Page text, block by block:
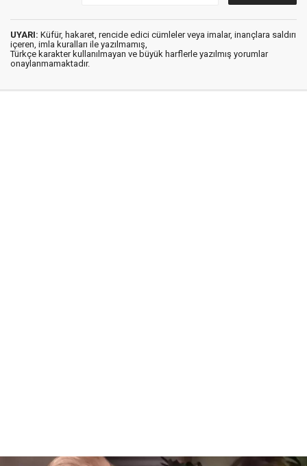
UYARI: Küfür, hakaret, rencide edici cümleler veya imalar, inançlara saldırı
içeren, imla kuralları ile yazılmamış,
Türkçe karakter kullanılmayan ve büyük harflerle yazılmış yorumlar
onaylanmamaktadır.